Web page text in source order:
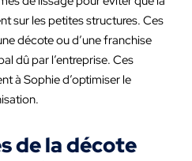
sur les petites structures. Ces
décote ou d’une franchise
dû par l’entreprise. Ces
à Sophie d’optimiser le
de la décote